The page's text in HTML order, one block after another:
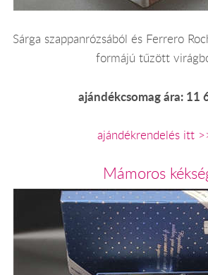
Sárga szappanrózsából és Ferrero
formájú tűzött
ajándékcsomag ára: 11
ajándékrendelés itt
Mámoros